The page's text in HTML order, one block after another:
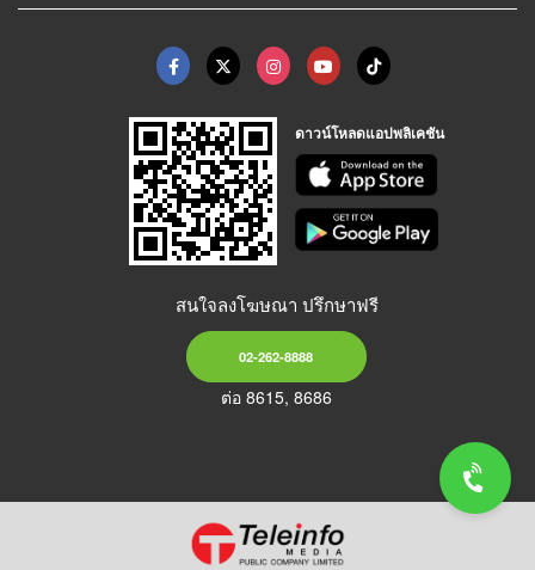
ดาวน์โหลดแอปพลิเคชัน
สนใจลงโฆษณา ปรึกษาฟรี
02-262-8888
ต่อ 8615, 8686